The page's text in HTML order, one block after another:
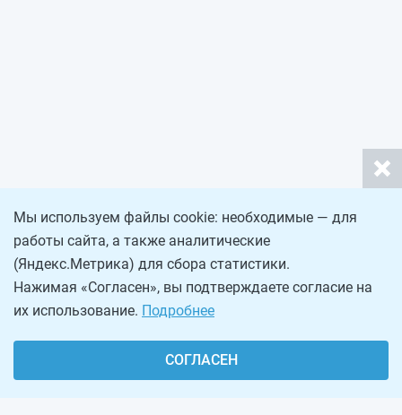
Мы используем файлы cookie: необходимые — для
работы сайта, а также аналитические
(Яндекс.Метрика) для сбора статистики.
Нажимая «Согласен», вы подтверждаете согласие на
их использование. Подробнее
СОГЛАСЕН